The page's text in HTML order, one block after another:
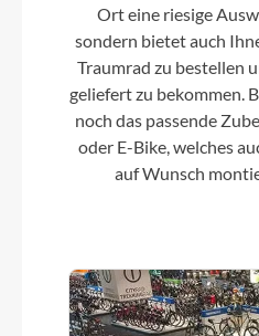
Shimano
ca.
Ort eine riesige
sondern bietet auch
Traumrad zu bestellen
geliefert zu bekommen.
noch das passende
oder E-Bike, welches
auf Wunsch